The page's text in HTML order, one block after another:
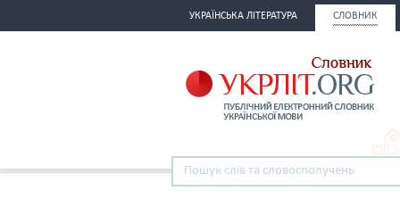
УКРАЇНСЬКА ЛІТЕРАТУРА СЛОВНИК